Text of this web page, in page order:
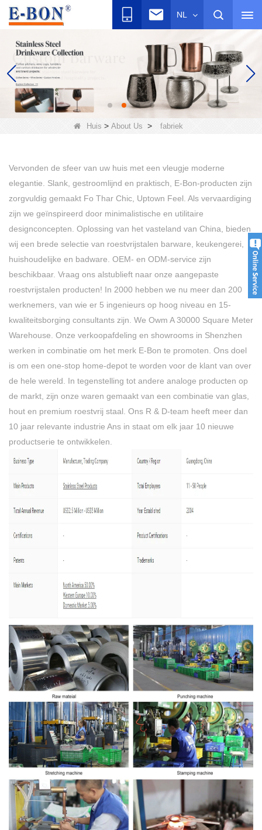
NL
Huis > About Us > fabriek
Vervonden de sfeer van uw huis met een vleugje moderne
elegantie. Slank, gestroomlijnd en praktisch, E-Bon-producten zijn
zorgvuldig gemaakt Fo Thar Chic, Uptown Feel. Als vervaardiging
zijn we geïnspireerd door minimalistische en utilitaire
designconcepten. Oplossing van het vasteland van China, bieden
wij een brede selectie van roestvrijstalen barware, keukengerei,
huishoudelijke en badware. OEM- en ODM-service zijn
beschikbaar. Vraag ons alstublieft naar onze aangepaste
roestvrijstalen producten! In 2000 hebben we nu meer dan 200
werknemers, van wie er 5 ingenieurs op hoog niveau en 15-
kwaliteitsborging consultants zijn. We Owm A 30000 Square Meter
Warehouse. Onze verkoopafdeling en showrooms in Shenzhen
werken in combinatie om het merk E-Bon te promoten. Ons doel
is om een ​​one-stop home-depot te worden voor de klant van over
de hele wereld. In tegenstelling tot andere analoge producten op
de markt, zijn onze waren gemaakt van een combinatie van glas,
hout en premium roestvrij staal. Ons R & D-team heeft meer dan
10 jaar relevante industrie Ans in staat om elk jaar 10 nieuwe
productserie te ontwikkelen.